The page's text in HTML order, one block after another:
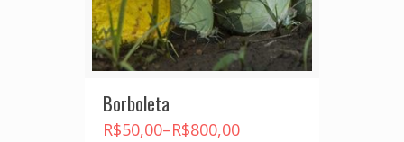
Borboleta
R$50,00–R$800,00